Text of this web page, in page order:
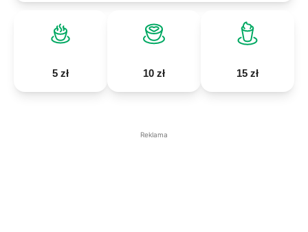
5 zł 10 zł 15 zł
Reklama